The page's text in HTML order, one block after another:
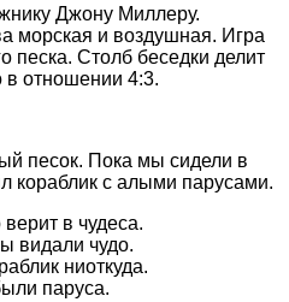
Джону Миллеру.
морская и воздушная. Игра
песка. Столб беседки делит
в отношении 4:3.
песок. Пока мы сидели в
кораблик с алыми парусами.
верит в чудеса.
видали чудо.
ниоткуда.
паруса.